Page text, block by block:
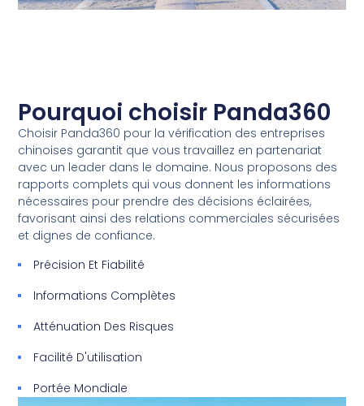
Pourquoi choisir Panda360
Choisir Panda360 pour la vérification des entreprises
chinoises garantit que vous travaillez en partenariat
avec un leader dans le domaine. Nous proposons des
rapports complets qui vous donnent les informations
nécessaires pour prendre des décisions éclairées,
favorisant ainsi des relations commerciales sécurisées
et dignes de confiance.
Précision Et Fiabilité
Informations Complètes
Atténuation Des Risques
Facilité D'utilisation
Portée Mondiale